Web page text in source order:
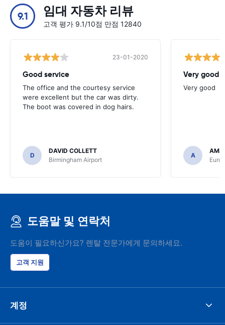
9.1 임대 자동차 리뷰
고객 평가 9.1/10점 만점 12840
23-01-2020
Good service
The office and the courtesy service
were excellent but the car was dirty.
The boot was covered in dog hairs.
D
DAVID COLLETT
Birmingham Airport
Very good
Very good
A
도움말 및 연락처
도움이 필요하신가요? 렌탈 전문가에게 문의하세요.
고객 지원
계정